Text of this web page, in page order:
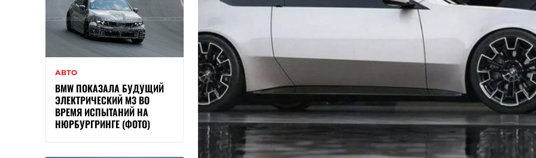
АВТО
BMW ПОКАЗАЛА БУДУЩИЙ
ЭЛЕКТРИЧЕСКИЙ M3 ВО
ВРЕМЯ ИСПЫТАНИЙ НА
НЮРБУРГРИНГЕ (ФОТО)